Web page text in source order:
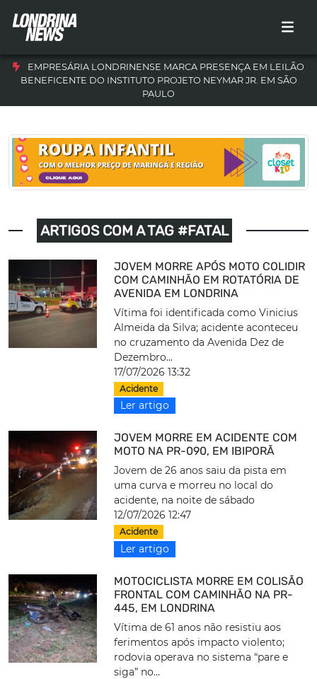
EMPRESÁRIA LONDRINENSE MARCA PRESENÇA EM LEILÃO
BENEFICENTE DO INSTITUTO PROJETO NEYMAR JR. EM SÃO
PAULO
ARTIGOS COM A TAG #FATAL
JOVEM MORRE APÓS MOTO COLIDIR
COM CAMINHÃO EM ROTATÓRIA DE
AVENIDA EM LONDRINA
Vítima foi identificada como Vinicius
Almeida da Silva; acidente aconteceu
no cruzamento da Avenida Dez de
Dezembro...
17/07/2026 13:32
Acidente
Ler artigo
JOVEM MORRE EM ACIDENTE COM
MOTO NA PR-090, EM IBIPORÃ
Jovem de 26 anos saiu da pista em
uma curva e morreu no local do
acidente, na noite de sábado
12/07/2026 12:47
Acidente
Ler artigo
MOTOCICLISTA MORRE EM COLISÃO
FRONTAL COM CAMINHÃO NA PR-
445, EM LONDRINA
Vítima de 61 anos não resistiu aos
ferimentos após impacto violento;
rodovia operava no sistema “pare e
siga” no...